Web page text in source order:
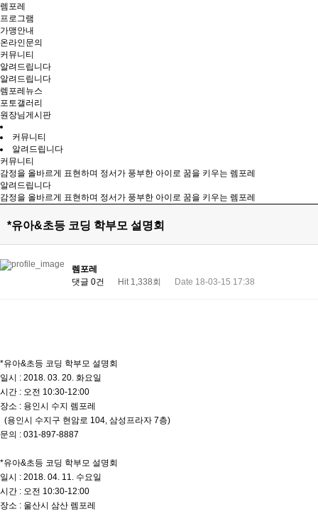
렘포레
프로그램
가맹안내
온라인문의
커뮤니티
알려드립니다
알려드립니다
렘포레뉴스
포토갤러리
원장님게시판
커뮤니티
알려드립니다
커뮤니티
감정을 올바르게 표현하며 정서가 풍부한 아이로 꿈을 키우는 렘포레
알려드립니다
감정을 올바르게 표현하며 정서가 풍부한 아이로 꿈을 키우는 렘포레
*유아&초등 코딩 학부모 설명회
렘포레
댓글 0건
Hit 1,338회 Date 18-03-15 17:38
*유아&초등 코딩 학부모 설명회
일시 : 2018. 03. 20. 화요일
시간 : 오전 10:30-12:00
장소 : 용인시 수지 렘포레
(용인시 수지구 현암로 104, 삼성프라자 7층)
문의 : 031-897-8887
*유아&초등 코딩 학부모 설명회
일시 : 2018. 04. 11. 수요일
시간 : 오전 10:30-12:00
장소 : 울산시 삼산 렘포레